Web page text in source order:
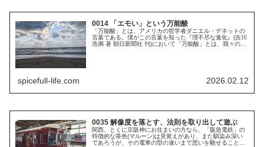
0014 「エモい」という万能酸
「万能酸」とは、アメリカの哲学者ダニエル・デネットの
言葉である。僕がこの言葉を知った『理不尽な進化』(吉川
浩満 著 朝日新聞社 刊)において「万能酸」とは、我々のも
spicefull-life.com 2026.02.12
0035 解像度を落とす、法則を取り出して遊ぶ
関西、とくに京阪神にお住まいの方なら、「阪急電鉄」の
特徴的な茶色(マルーン)は見覚えがあり、また馴染み深い
であろうが、その電車の型の違いまで思いを馳せることは